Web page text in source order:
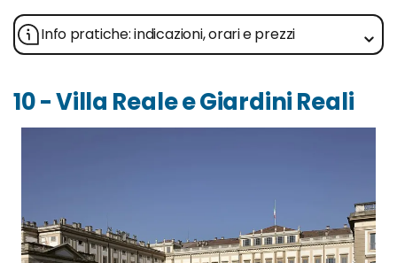
Info pratiche: indicazioni, orari e prezzi
10 - Villa Reale e Giardini Reali